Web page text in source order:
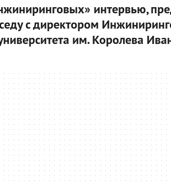
интервью,
с директором
им. Королева